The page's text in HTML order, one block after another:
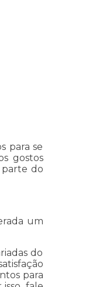
para se
gostos
parte do
um
do
para